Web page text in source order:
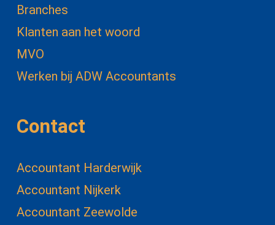
Branches
Klanten aan het woord
MVO
Werken bij ADW Accountants
Contact
Accountant Harderwijk
Accountant Nijkerk
Accountant Zeewolde